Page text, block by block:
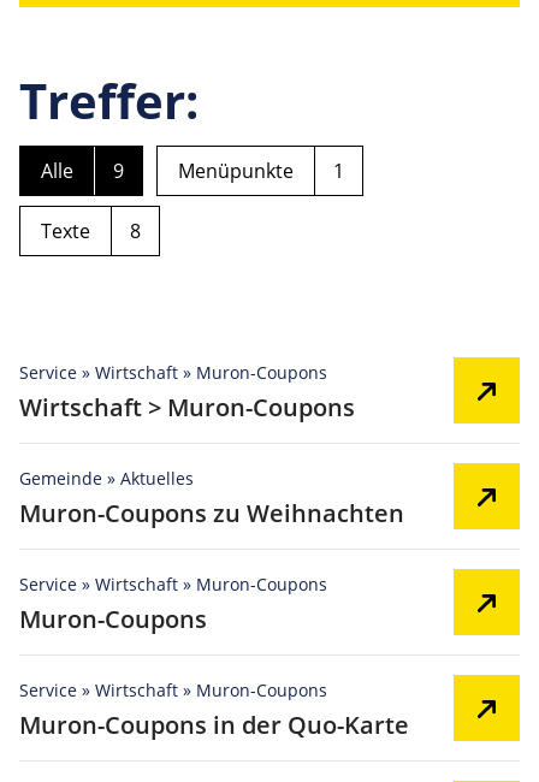
Treffer:
Alle 9 Menüpunkte 1
Texte 8
Service » Wirtschaft » Muron-Coupons
Wirtschaft > Muron-Coupons
Gemeinde » Aktuelles
Muron-Coupons zu Weihnachten
Service » Wirtschaft » Muron-Coupons
Muron-Coupons
Service » Wirtschaft » Muron-Coupons
Muron-Coupons in der Quo-Karte